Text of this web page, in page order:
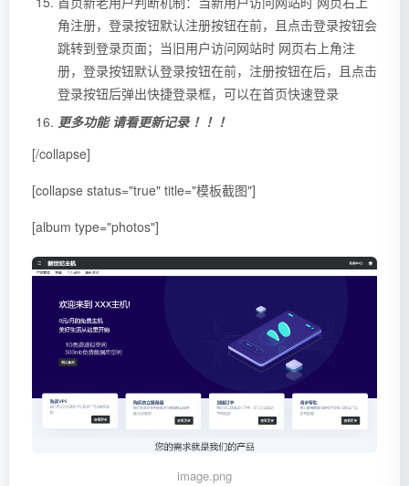
角注册，登录按钮默认注册按钮在前，且点击登录按钮会
跳转到登录页面；当旧用户访问网站时 网页右上角注
册，登录按钮默认登录按钮在前，注册按钮在后，且点击
登录按钮后弹出快捷登录框，可以在首页快速登录
更多功能 请看更新记录 ！！！
[/collapse]
[collapse status="true" title="模板截图"]
[album type="photos"]
image.png